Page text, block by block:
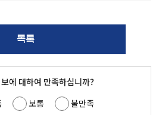
목록
에 대하여 만족하십니까?
보통
불만족